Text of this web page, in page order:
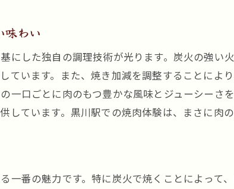
味わい
にした独自の調理技術が光ります。炭火の強い
ています。また、焼き加減を調整することによ
一口ごとに肉のもつ豊かな風味とジューシーさ
しています。黒川駅での焼肉体験は、まさに肉の
一番の魅力です。特に炭火で焼くことによって